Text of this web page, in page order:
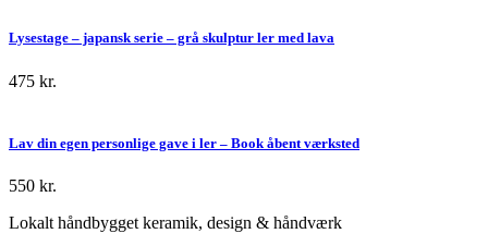
Lysestage – japansk serie – grå skulptur ler med lava
475 kr.
Lav din egen personlige gave i ler – Book åbent værksted
550 kr.
Lokalt håndbygget keramik, design & håndværk